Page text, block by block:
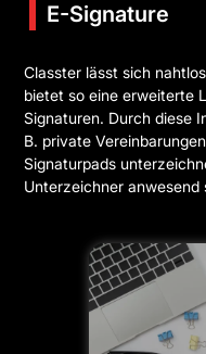
E-Signature
Classter lässt sich
bietet so eine erweiterte
Signaturen. Durch diese
B. private
Signaturpads
Unterzeichner anwesend